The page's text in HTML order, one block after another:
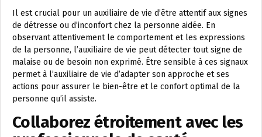
Il est crucial pour un auxiliaire de vie d’être attentif aux signes
de détresse ou d’inconfort chez la personne aidée. En
observant attentivement le comportement et les expressions
de la personne, l’auxiliaire de vie peut détecter tout signe de
malaise ou de besoin non exprimé. Être sensible à ces signaux
permet à l’auxiliaire de vie d’adapter son approche et ses
actions pour assurer le bien-être et le confort optimal de la
personne qu’il assiste.
Collaborez étroitement avec les